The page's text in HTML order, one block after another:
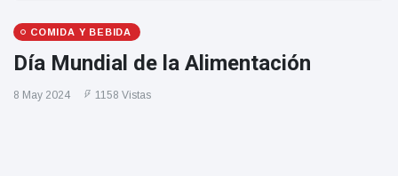
COMIDA Y BEBIDA
Día Mundial de la Alimentación
8 May 2024 1158 Vistas